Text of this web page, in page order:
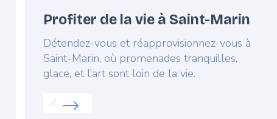
Profiter de la vie à Saint-Marin
Lead
Détendez-vous et réapprovisionnez-vous à
Saint-Marin, où promenades tranquilles,
glace, et l’art sont loin de la vie.
Read more about: